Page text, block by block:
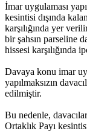
İmar uygulaması
kesintisi dışında
karşılığında yer
bir şahsın parseline
hissesi karşılığında
Davaya konu imar
yapılmaksızın
edilmiştir.
Bu nedenle,
Ortaklık Payı